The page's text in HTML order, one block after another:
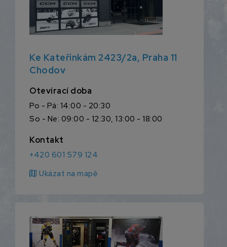
Ke Kateřinkám 2423/2a, Praha 11
Chodov
Otevírací doba
Po - Pá: 14:00 - 20:30
So - Ne: 09:00 - 12:30, 13:00 - 18:00
Kontakt
+420 601 579 124
map Ukázat na mapě